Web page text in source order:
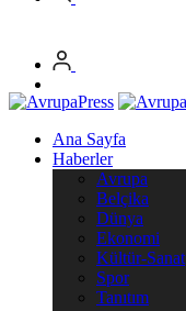
Ana Sayfa
Haberler
Avrupa
Belçika
Dünya
Ekonomi
Kültür-Sanat
Spor
Tanıtım